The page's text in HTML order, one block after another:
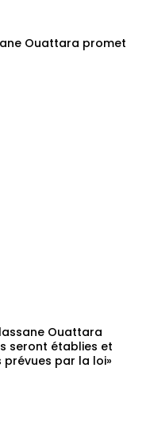
Ouattara promet
Ouattara
seront établies et
par la loi»